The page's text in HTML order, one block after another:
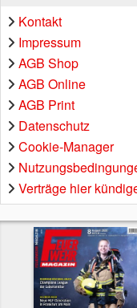
Kontakt
Impressum
AGB Shop
AGB Online
AGB Print
Datenschutz
Cookie-Manager
Verträge hier